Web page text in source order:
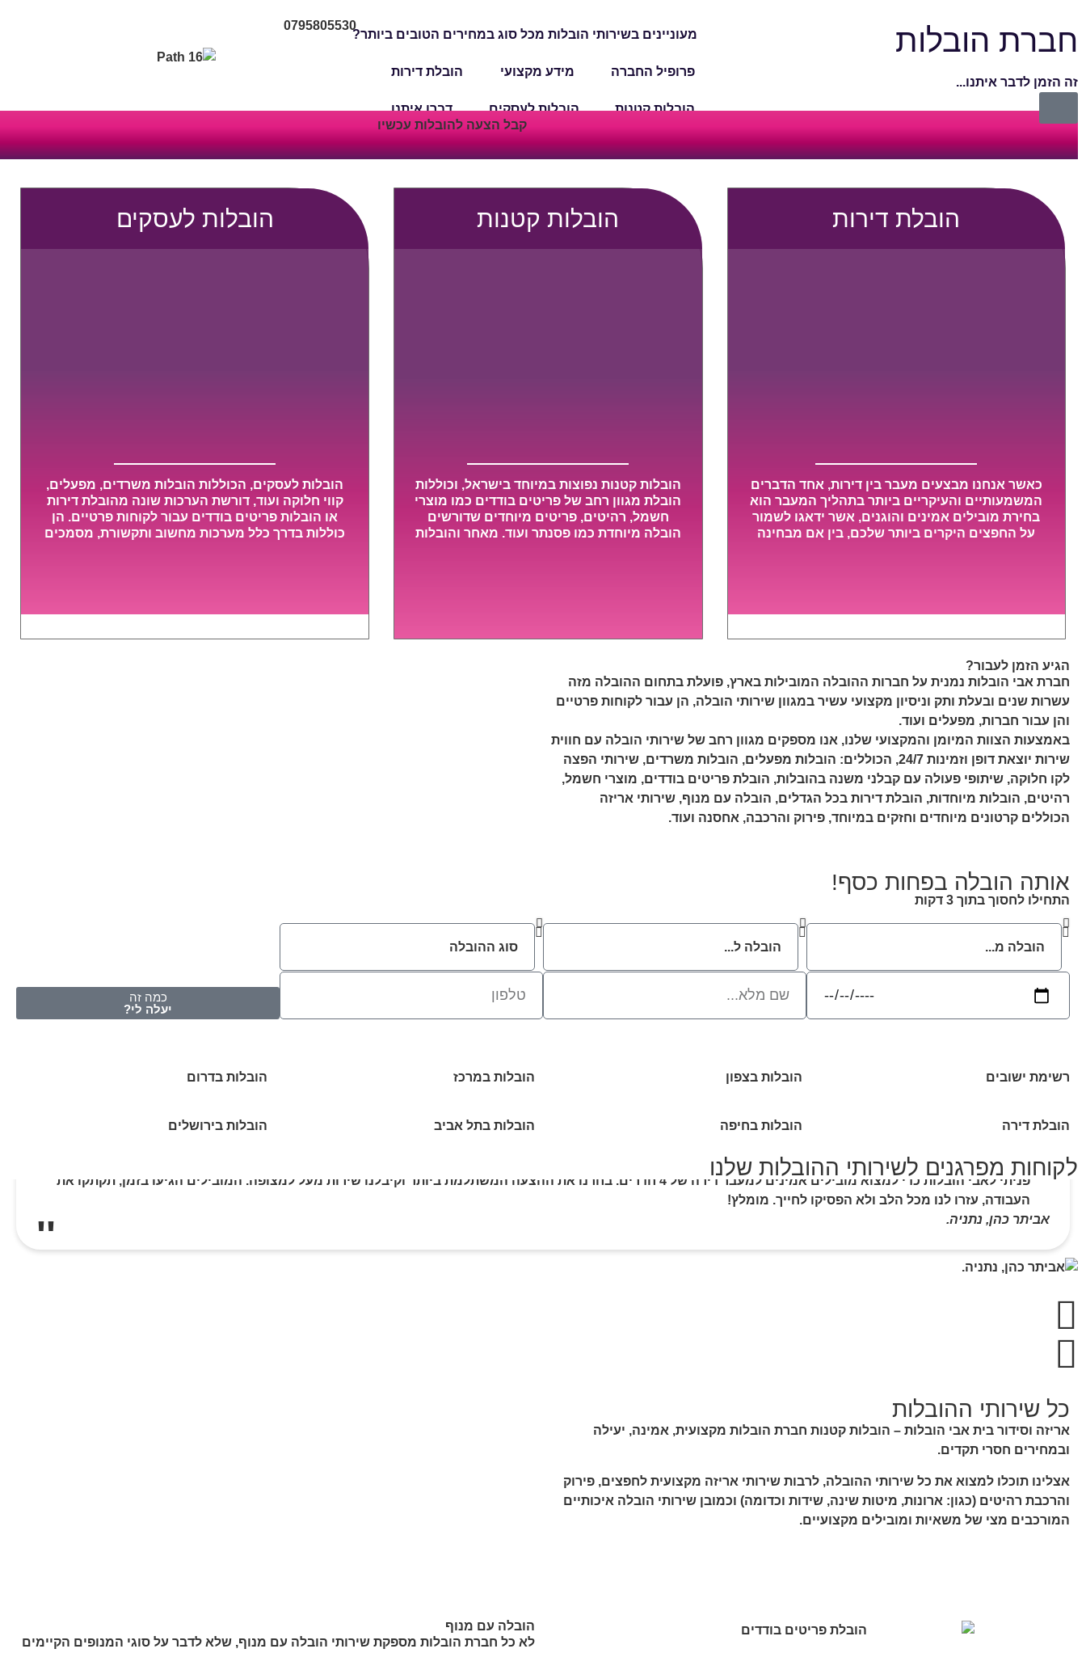
מעוניינים בשירותי הובלות מכל סוג במחירים הטובים ביותר?
פרופיל החברה מידע מקצועי הובלת דירות
הובלות קטנות הובלות לעסקים דברו איתנו
0795805530
קבל הצעה להובלות עכשיו​
חברת הובלות
זה הזמן לדבר איתנו...
הובלת דירות
כאשר אנחנו מבצעים מעבר בין דירות, אחד הדברים
המשמעותיים והעיקריים ביותר בתהליך המעבר הוא
בחירת מובילים אמינים והוגנים, אשר ידאגו לשמור
על החפצים היקרים ביותר שלכם, בין אם מבחינה
הובלות קטנות
הובלות קטנות נפוצות במיוחד בישראל, וכוללות
הובלת מגוון רחב של פריטים בודדים כמו מוצרי
חשמל, רהיטים, פריטים מיוחדים שדורשים
הובלה מיוחדת כמו פסנתר ועוד. מאחר והובלות
הובלות לעסקים
הובלות לעסקים, הכוללות הובלות משרדים, מפעלים,
קווי חלוקה ועוד, דורשת הערכות שונה מהובלת דירות
או הובלות פריטים בודדים עבור לקוחות פרטיים. הן
כוללות בדרך כלל מערכות מחשוב ותקשורת, מסמכים
הגיע הזמן לעבור?
חברת אבי הובלות נמנית על חברות ההובלה המובילות בארץ, פועלת בתחום ההובלה מזה
עשרות שנים ובעלת ותק וניסיון מקצועי עשיר במגוון שירותי הובלה, הן עבור לקוחות פרטיים
והן עבור חברות, מפעלים ועוד.
באמצעות הצוות המיומן והמקצועי שלנו, אנו מספקים מגוון רחב של שירותי הובלה עם חווית
שירות יוצאת דופן וזמינות 24/7, הכוללים: הובלות מפעלים, הובלות משרדים, שירותי הפצה
לקו חלוקה, שיתופי פעולה עם קבלני משנה בהובלות, הובלת פריטים בודדים, מוצרי חשמל,
רהיטים, הובלות מיוחדות, הובלת דירות בכל הגדלים, הובלה עם מנוף, שירותי אריזה
הכוללים קרטונים מיוחדים וחזקים במיוחד, פירוק והרכבה, אחסנה ועוד.
אותה הובלה בפחות כסף!
התחילו לחסוך בתוך 3 דקות
כמה זה
יעלה לי?
רשימת ישובים הובלות בצפון הובלות במרכז הובלות בדרום
הובלת דירה הובלות בחיפה הובלות בתל אביב הובלות בירושלים
לקוחות מפרגנים לשירותי ההובלות שלנו
פניתי לאבי הובלות כדי למצוא מובילים אמינים למעבר דירה של 4 חדרים. בחרנו את ההצעה המשתלמת ביותר וקיבלנו שירות מעל למצופה. המובילים הגיעו בזמן, תקתקו את
העבודה, עזרו לנו מכל הלב ולא הפסיקו לחייך. מומלץ!
אביתר כהן, נתניה.
כל שירותי ההובלות
אריזה וסידור בית אבי הובלות – הובלות קטנות חברת הובלות מקצועית, אמינה, יעילה
ובמחירים חסרי תקדים.
אצלינו תוכלו למצוא את כל שירותי ההובלה, לרבות שירותי אריזה מקצועית לחפצים, פירוק
והרכבת רהיטים (כגון: ארונות, מיטות שינה, שידות וכדומה) וכמובן שירותי הובלה איכותיים
המורכבים מצי של משאיות ומובילים מקצועיים.
הובלה עם מנוף
לא כל חברת הובלות מספקת שירותי הובלה עם מנוף, שלא לדבר על סוגי המנופים הקיימים